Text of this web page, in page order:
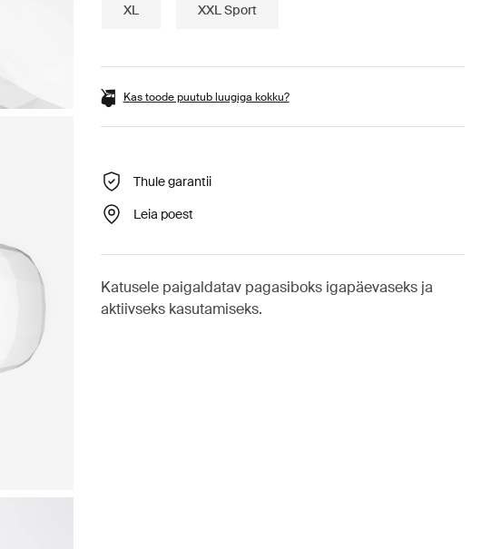
XL XXL Sport
Kas toode puutub luugiga kokku?
Thule garantii
Leia poest
Katusele paigaldatav pagasiboks igapäevaseks ja
aktiivseks kasutamiseks.